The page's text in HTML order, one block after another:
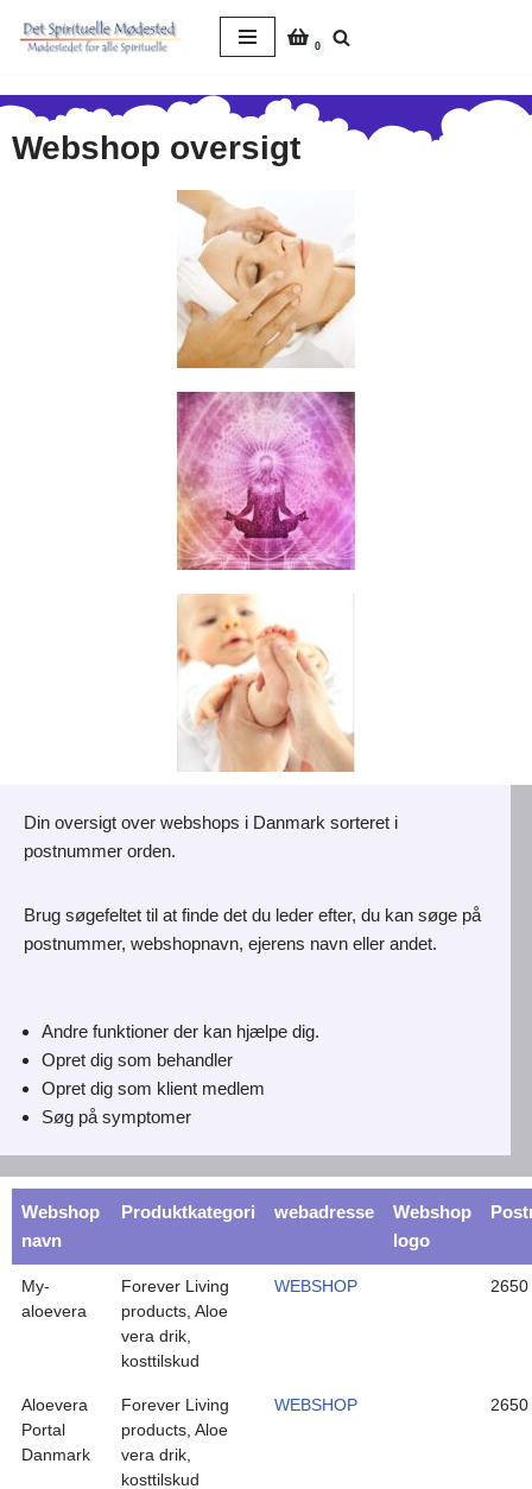
til
indhold
0
Webshop oversigt
Din oversigt over webshops i Danmark sorteret i
postnummer orden.
Brug søgefeltet til at finde det du leder efter, du kan søge på
postnummer, webshopnavn, ejerens navn eller andet.
Andre funktioner der kan hjælpe dig.
Opret dig som behandler
Opret dig som klient medlem
Søg på symptomer
Webshop
navn
Produktkategori webadresse
Webshop
logo
My-
aloevera
Forever Living
products, Aloe
vera drik,
kosttilskud
WEBSHOP 2650
Aloevera
Portal
Danmark
Forever Living
products, Aloe
vera drik,
kosttilskud
WEBSHOP 2650